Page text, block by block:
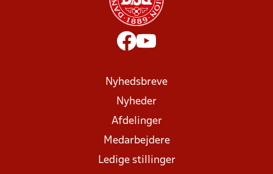
Nyhedsbreve
Nyheder
Afdelinger
Medarbejdere
Ledige stillinger